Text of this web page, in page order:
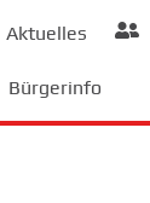
Aktuelles
Bürgerinfo